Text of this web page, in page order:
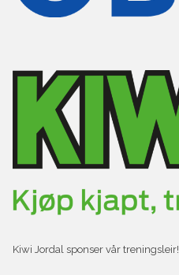
Kiwi Jordal sponser vår treningsleir!